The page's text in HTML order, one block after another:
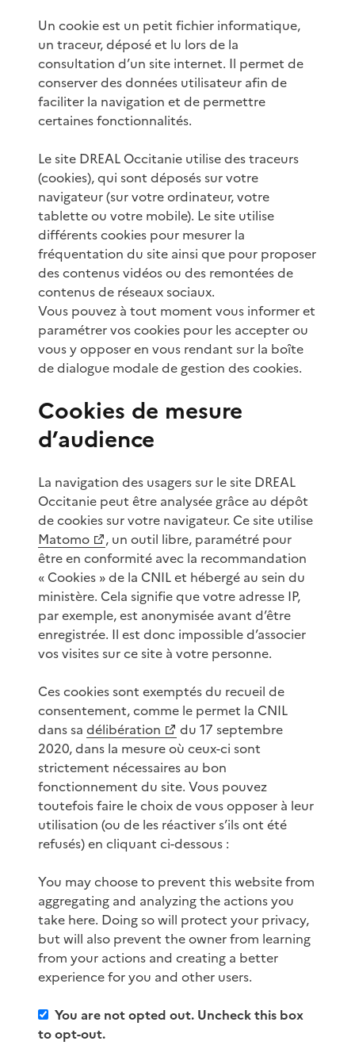
Un cookie est un petit fichier informatique,
un traceur, déposé et lu lors de la
consultation d’un site internet. Il permet de
conserver des données utilisateur afin de
faciliter la navigation et de permettre
certaines fonctionnalités.
Le site DREAL Occitanie utilise des traceurs
(cookies), qui sont déposés sur votre
navigateur (sur votre ordinateur, votre
tablette ou votre mobile). Le site utilise
différents cookies pour mesurer la
fréquentation du site ainsi que pour proposer
des contenus vidéos ou des remontées de
contenus de réseaux sociaux.
Vous pouvez à tout moment vous informer et
paramétrer vos cookies pour les accepter ou
vous y opposer en vous rendant sur la boîte
de dialogue modale de gestion des cookies.
Cookies de mesure
d’audience
La navigation des usagers sur le site DREAL
Occitanie peut être analysée grâce au dépôt
de cookies sur votre navigateur. Ce site utilise
Matomo
, un outil libre, paramétré pour
être en conformité avec la recommandation
« Cookies » de la CNIL et hébergé au sein du
ministère. Cela signifie que votre adresse IP,
par exemple, est anonymisée avant d’être
enregistrée. Il est donc impossible d’associer
vos visites sur ce site à votre personne.
Ces cookies sont exemptés du recueil de
consentement, comme le permet la CNIL
dans sa délibération
du 17 septembre
2020, dans la mesure où ceux-ci sont
strictement nécessaires au bon
fonctionnement du site. Vous pouvez
toutefois faire le choix de vous opposer à leur
utilisation (ou de les réactiver s’ils ont été
refusés) en cliquant ci-dessous :
You may choose to prevent this website from
aggregating and analyzing the actions you
take here. Doing so will protect your privacy,
but will also prevent the owner from learning
from your actions and creating a better
experience for you and other users.
You are not opted out. Uncheck this box
to opt-out.